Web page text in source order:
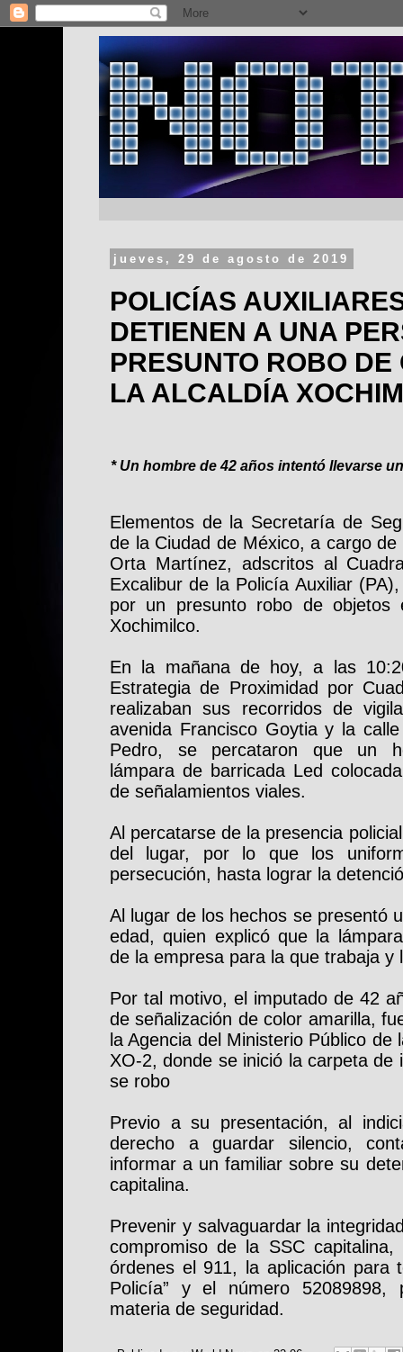
jueves, 29 de agosto de 2019
POLICÍAS
DETIENEN A UNA
PRESUNTO ROBO
LA ALCALDÍA
* Un hombre de 42 años intentó llevarse
Elementos de la Secretaría de
de la Ciudad de México, a cargo
Orta Martínez, adscritos al
Excalibur de la Policía Auxiliar
por un presunto robo de objetos
Xochimilco.
En la mañana de hoy, a las
Estrategia de Proximidad por
realizaban sus recorridos de
avenida Francisco Goytia y la
Pedro, se percataron que un
lámpara de barricada Led
de señalamientos viales.
Al percatarse de la presencia
del lugar, por lo que los
persecución, hasta lograr la
Al lugar de los hechos se presentó
edad, quien explicó que la
de la empresa para la que trabaja y
Por tal motivo, el imputado de 42
de señalización de color amarilla,
la Agencia del Ministerio Público de
XO-2, donde se inició la carpeta de
se robo
Previo a su presentación, al
derecho a guardar silencio,
informar a un familiar sobre su
capitalina.
Prevenir y salvaguardar la
compromiso de la SSC
órdenes el 911, la aplicación para
Policía” y el número 52089898,
materia de seguridad.